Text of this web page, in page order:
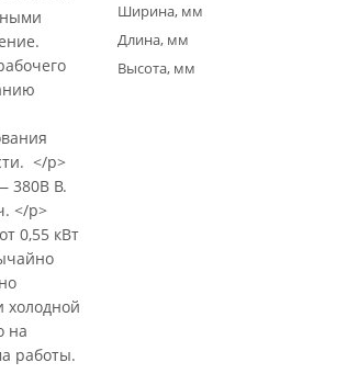
</p>
380В В.
</p>
0,55 кВт
холодной
на
работы.
Ширина, мм
Длина, мм
Высота, мм